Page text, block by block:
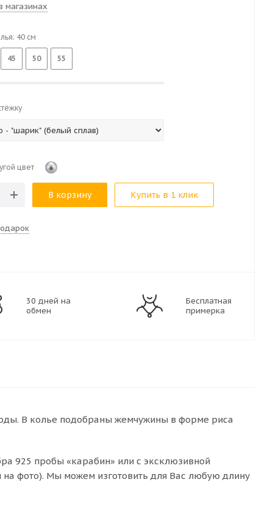
магазинах
40 см
45 50 55
цвет
В корзину Купить в 1 клик
30 дней на
обмен
Бесплатная
примерка
В колье подобраны жемчужины в форме риса
925 пробы «карабин» или с эксклюзивной
на фото). Мы можем изготовить для Вас любую длину